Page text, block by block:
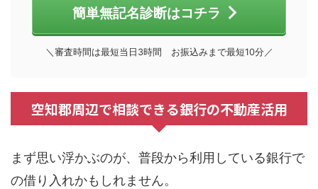
簡単無記名診断はコチラ
＼審査時間は最短当日3時間 お振込みまで最短10分／
空知郡周辺で相談できる銀行の不動産活用
まず思い浮かぶのが、普段から利用している銀行で
の借り入れかもしれません。